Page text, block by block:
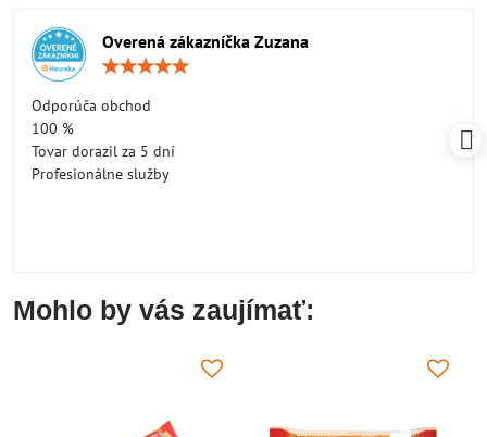
Overená zákazníčka Zuzana
Odporúča obchod
100 %
Tovar dorazil za 5 dní
Profesionálne služby
Mohlo by vás zaujímať: